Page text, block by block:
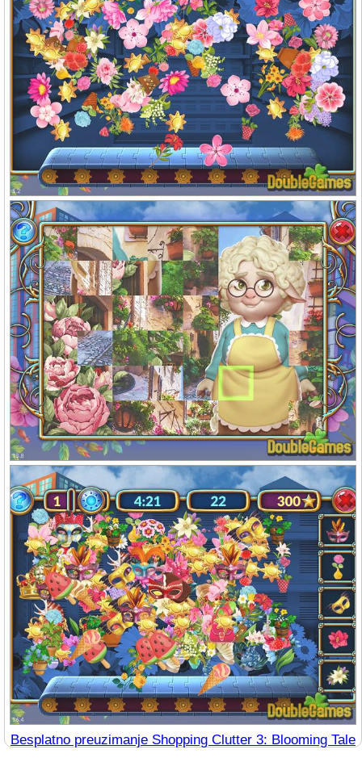
Besplatno preuzimanje Shopping Clutter 3: Blooming Tale